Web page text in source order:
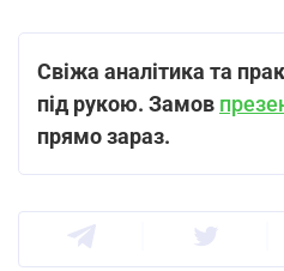
Свіжа аналітика та
під рукою. Замов
прямо зараз.